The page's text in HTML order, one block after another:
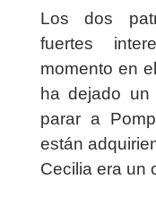
Los dos
fuertes
momento en
ha dejado
parar a
están
Cecilia era un